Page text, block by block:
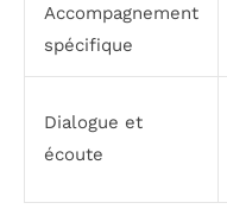
Accompagnement
spécifique
Dialogue et
écoute